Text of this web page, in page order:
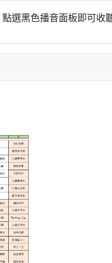
選黑色播音面板即可收